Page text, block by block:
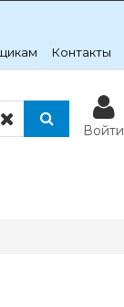
Контакты
Войти